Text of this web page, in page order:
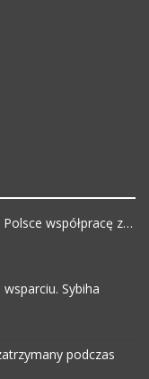
współpracę z…
Sybiha
podczas